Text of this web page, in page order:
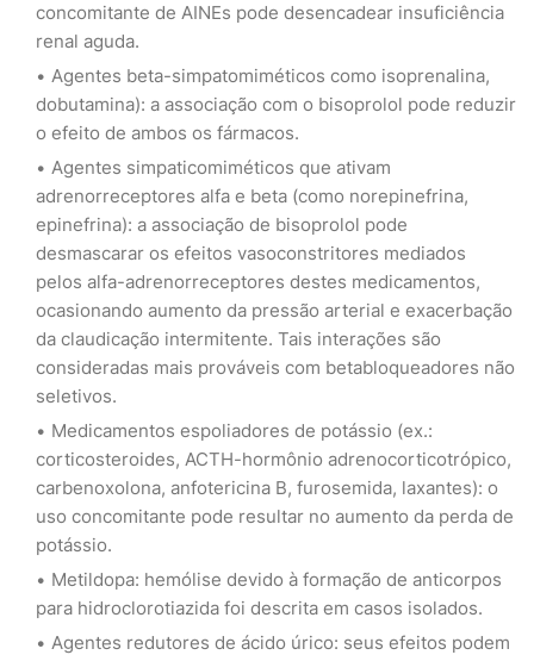
concomitante de AINEs pode desencadear insuficiência
renal aguda.
Agentes beta-simpatomiméticos como isoprenalina,
dobutamina): a associação com o bisoprolol pode reduzir
o efeito de ambos os fármacos.
Agentes simpaticomiméticos que ativam
adrenorreceptores alfa e beta (como norepinefrina,
epinefrina): a associação de bisoprolol pode
desmascarar os efeitos vasoconstritores mediados
pelos alfa-adrenorreceptores destes medicamentos,
ocasionando aumento da pressão arterial e exacerbação
da claudicação intermitente. Tais interações são
consideradas mais prováveis com betabloqueadores não
seletivos.
Medicamentos espoliadores de potássio (ex.:
corticosteroides, ACTH-hormônio adrenocorticotrópico,
carbenoxolona, anfotericina B, furosemida, laxantes): o
uso concomitante pode resultar no aumento da perda de
potássio.
Metildopa: hemólise devido à formação de anticorpos
para hidroclorotiazida foi descrita em casos isolados.
Agentes redutores de ácido úrico: seus efeitos podem